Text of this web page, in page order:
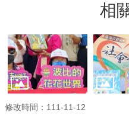
相
修改時間：111-11-12